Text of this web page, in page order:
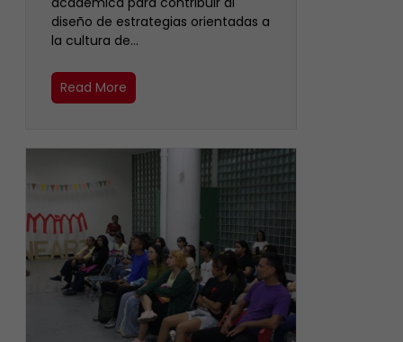
diseño de estrategias orientadas a
la cultura de…
Read More